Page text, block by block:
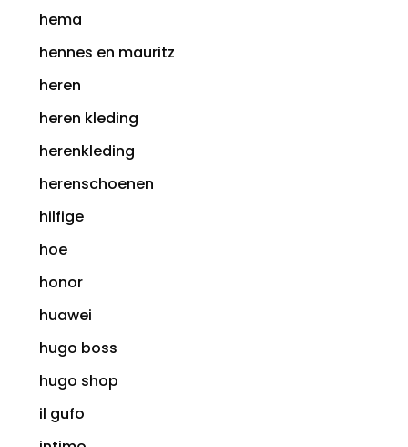
hema
hennes en mauritz
heren
heren kleding
herenkleding
herenschoenen
hilfige
hoe
honor
huawei
hugo boss
hugo shop
il gufo